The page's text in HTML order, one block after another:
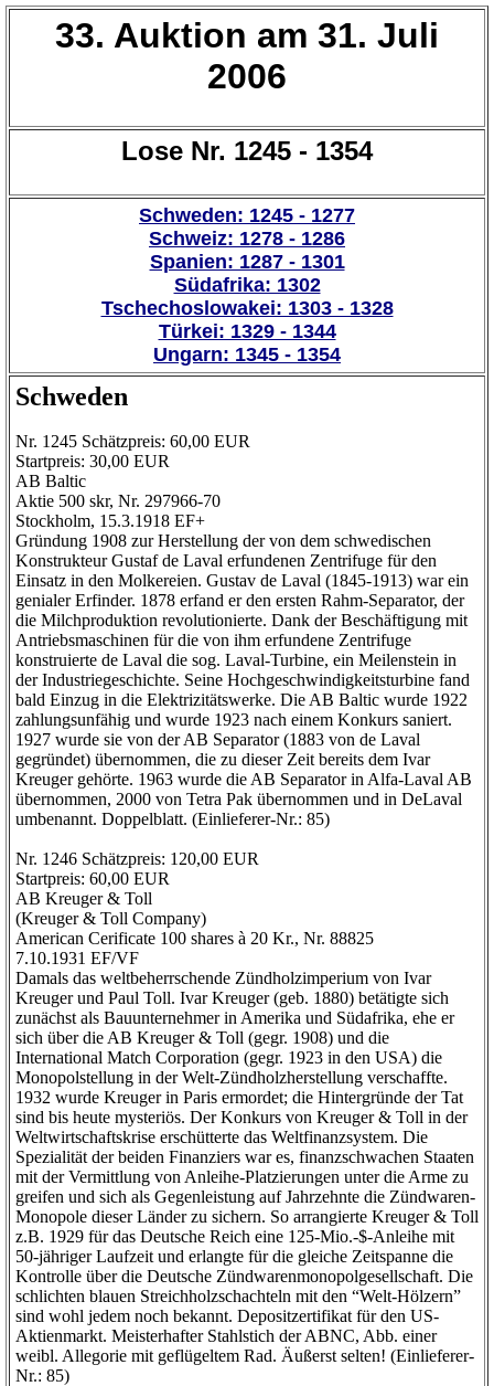
33. Auktion am 31. Juli
2006
Lose Nr. 1245 - 1354
Schweden: 1245 - 1277
Schweiz: 1278 - 1286
Spanien: 1287 - 1301
Südafrika: 1302
Tschechoslowakei: 1303 - 1328
Türkei: 1329 - 1344
Ungarn: 1345 - 1354
Schweden
Nr. 1245 Schätzpreis: 60,00 EUR
Startpreis: 30,00 EUR
AB Baltic
Aktie 500 skr, Nr. 297966-70
Stockholm, 15.3.1918 EF+
Gründung 1908 zur Herstellung der von dem schwedischen
Konstrukteur Gustaf de Laval erfundenen Zentrifuge für den
Einsatz in den Molkereien. Gustav de Laval (1845-1913) war ein
genialer Erfinder. 1878 erfand er den ersten Rahm-Separator, der
die Milchproduktion revolutionierte. Dank der Beschäftigung mit
Antriebsmaschinen für die von ihm erfundene Zentrifuge
konstruierte de Laval die sog. Laval-Turbine, ein Meilenstein in
der Industriegeschichte. Seine Hochgeschwindigkeitsturbine fand
bald Einzug in die Elektrizitätswerke. Die AB Baltic wurde 1922
zahlungsunfähig und wurde 1923 nach einem Konkurs saniert.
1927 wurde sie von der AB Separator (1883 von de Laval
gegründet) übernommen, die zu dieser Zeit bereits dem Ivar
Kreuger gehörte. 1963 wurde die AB Separator in Alfa-Laval AB
übernommen, 2000 von Tetra Pak übernommen und in DeLaval
umbenannt. Doppelblatt. (Einlieferer-Nr.: 85)
Nr. 1246 Schätzpreis: 120,00 EUR
Startpreis: 60,00 EUR
AB Kreuger & Toll
(Kreuger & Toll Company)
American Cerificate 100 shares à 20 Kr., Nr. 88825
7.10.1931 EF/VF
Damals das weltbeherrschende Zündholzimperium von Ivar
Kreuger und Paul Toll. Ivar Kreuger (geb. 1880) betätigte sich
zunächst als Bauunternehmer in Amerika und Südafrika, ehe er
sich über die AB Kreuger & Toll (gegr. 1908) und die
International Match Corporation (gegr. 1923 in den USA) die
Monopolstellung in der Welt-Zündholzherstellung verschaffte.
1932 wurde Kreuger in Paris ermordet; die Hintergründe der Tat
sind bis heute mysteriös. Der Konkurs von Kreuger & Toll in der
Weltwirtschaftskrise erschütterte das Weltfinanzsystem. Die
Spezialität der beiden Finanziers war es, finanzschwachen Staaten
mit der Vermittlung von Anleihe-Platzierungen unter die Arme zu
greifen und sich als Gegenleistung auf Jahrzehnte die Zündwaren-
Monopole dieser Länder zu sichern. So arrangierte Kreuger & Toll
z.B. 1929 für das Deutsche Reich eine 125-Mio.-$-Anleihe mit
50-jähriger Laufzeit und erlangte für die gleiche Zeitspanne die
Kontrolle über die Deutsche Zündwarenmonopolgesellschaft. Die
schlichten blauen Streichholzschachteln mit den “Welt-Hölzern”
sind wohl jedem noch bekannt. Depositzertifikat für den US-
Aktienmarkt. Meisterhafter Stahlstich der ABNC, Abb. einer
weibl. Allegorie mit geflügeltem Rad. Äußerst selten! (Einlieferer-
Nr.: 85)